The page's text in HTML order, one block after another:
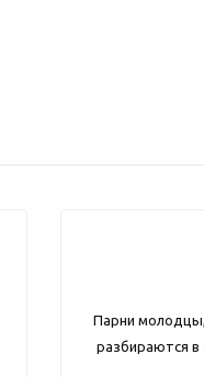
Парни
разбираются в